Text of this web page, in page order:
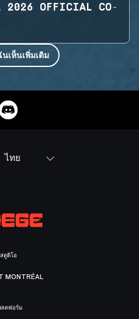
2026 OFFICIAL CO-
เห็นเพิ่มเติม
ไทย
สตูดิโอ
MONTRÉAL
ลตฟอร์ม